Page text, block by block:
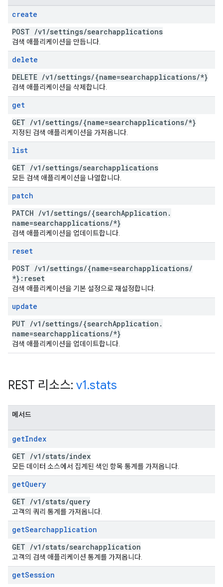
create
POST /v1 /settings/searchapplications
검색 애플리케이션을 만듭니다.
delete
DELETE /v1 /settings/{name=searchapplications/*}
검색 애플리케이션을 삭제합니다.
get
GET /v1 /settings/{name=searchapplications/*}
지정된 검색 애플리케이션을 가져옵니다.
list
GET /v1 /settings/searchapplications
모든 검색 애플리케이션을 나열합니다.
patch
PATCH /v1 /settings/{searchApplication .
name=searchapplications/*}
검색 애플리케이션을 업데이트합니다.
reset
POST /v1 /settings/{name=searchapplications/
*}:reset
검색 애플리케이션을 기본 설정으로 재설정합니다.
update
PUT /v1 /settings/{searchApplication .
name=searchapplications/*}
검색 애플리케이션을 업데이트합니다.
REST 리소스: v1.stats
메서드
getIndex
GET /v1 /stats/index
모든 데이터 소스에서 집계된 색인 항목 통계를 가져옵니다.
getQuery
GET /v1 /stats/query
고객의 쿼리 통계를 가져옵니다.
getSearchapplication
GET /v1 /stats/searchapplication
고객의 검색 애플리케이션 통계를 가져옵니다.
getSession